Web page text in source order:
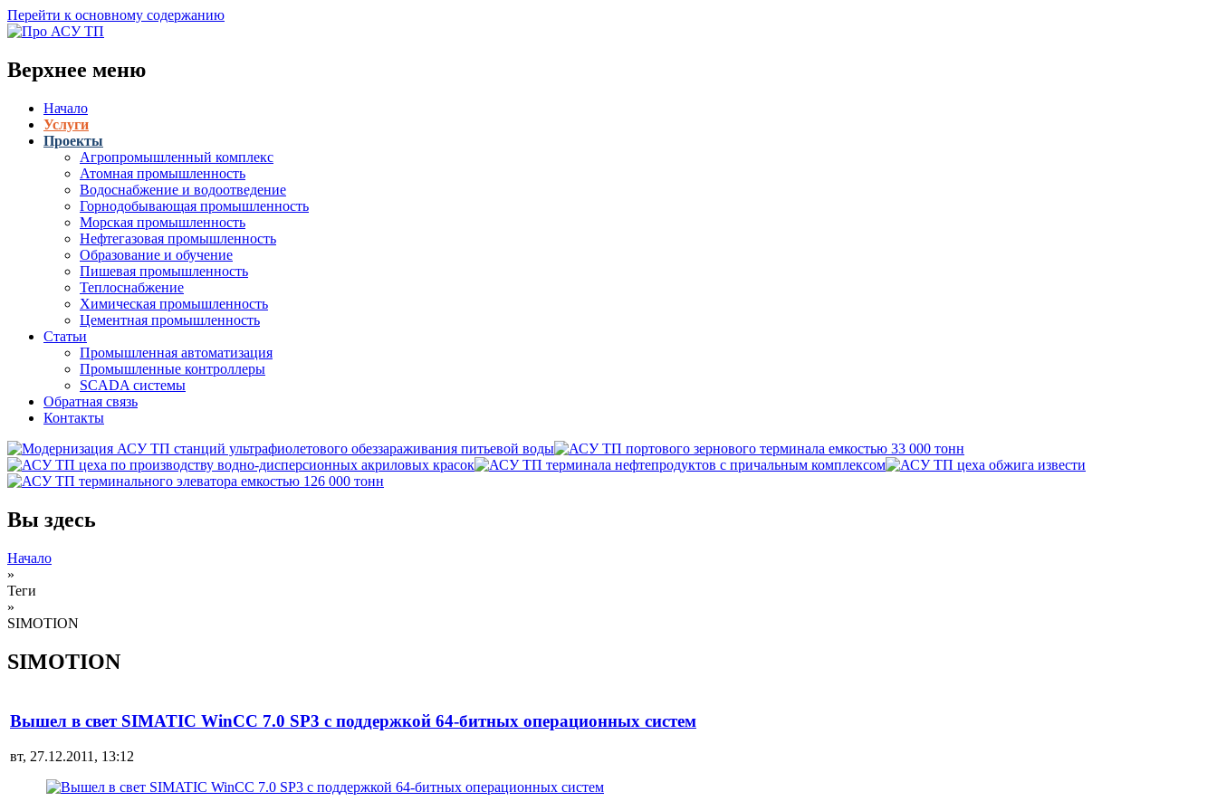
Перейти к основному содержанию
Верхнее меню
Начало
Услуги
Проекты
Агропромышленный комплекс
Атомная промышленность
Водоснабжение и водоотведение
Горнодобывающая промышленность
Морская промышленность
Нефтегазовая промышленность
Образование и обучение
Пишевая промышленность
Теплоснабжение
Химическая промышленность
Цементная промышленность
Статьи
Промышленная автоматизация
Промышленные контроллеры
SCADA системы
Обратная связь
Контакты
Вы здесь
Начало
»
Теги
»
SIMOTION
SIMOTION
Вышел в свет SIMATIC WinCC 7.0 SP3 с поддержкой 64-битных операционных систем
вт, 27.12.2011, 13:12